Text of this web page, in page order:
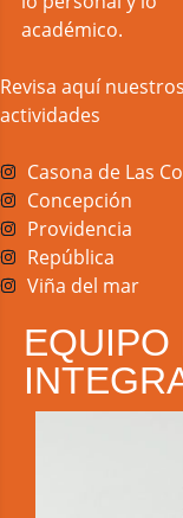
académico.
Revisa aquí
actividades
Casona de Las
Concepción
Providencia
República
Viña del mar
EQUIPO